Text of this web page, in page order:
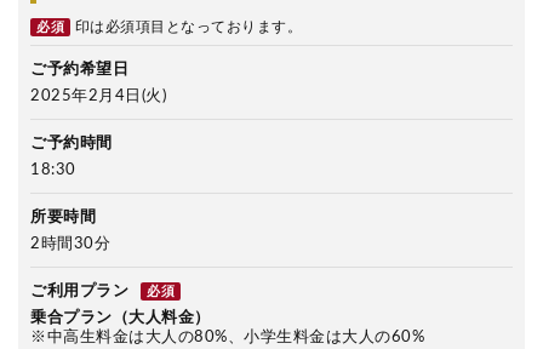
必須 印は必須項目となっております。
ご予約希望日
2025年2月4日(火)
ご予約時間
18:30
所要時間
2時間30分
ご利用プラン 必須
乗合プラン（大人料金）
※中高生料金は大人の80%、小学生料金は大人の60%